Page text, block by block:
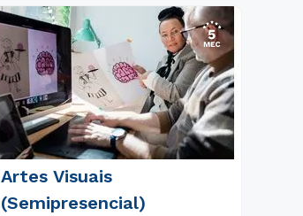
Artes Visuais
(Semipresencial)